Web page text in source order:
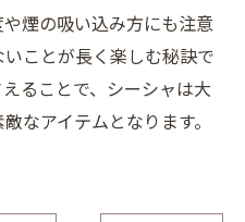
煙の吸い込み方にも注意
ことが長く楽しむ秘訣で
ることで、シーシャは大
なアイテムとなります。